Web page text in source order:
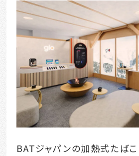
BATジャパンの加熱式たば